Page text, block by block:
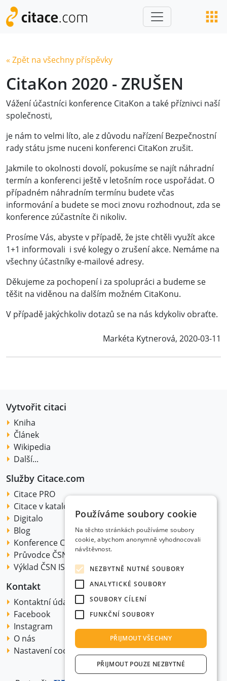
« Zpět na všechny příspěvky
CitaKon 2020 - ZRUŠEN
Vážení účastníci konference CitaKon a také příznivci naší
společnosti,
je nám to velmi líto, ale z důvodu nařízení Bezpečnostní
rady státu jsme nuceni konferenci CitaKon zrušit.
Jakmile to okolnosti dovolí, pokusíme se najít náhradní
termín a konferenci ještě v letošním roce uspořádat. O
případném náhradním termínu budete včas
informování a budete se moci znovu rozhodnout, zda se
konference zúčastníte či nikoliv.
Prosíme Vás, abyste v případě, že jste chtěli využít akce
1+1 informovali i své kolegy o zrušení akce. Nemáme na
všechny účastníky e-mailové adresy.
Děkujeme za pochopení i za spolupráci a budeme se
těšit na viděnou na dalším možném CitaKonu.
V případě jakýchkoliv dotazů se na nás kdykoliv obraťte.
Markéta Kytnerová, 2020-03-11
Vytvořit citaci
Kniha
Článek
Wikipedia
Další...
Služby Citace.com
Citace PRO
Citace v katalogu
Digitalo
Blog
Konference Citakon
Průvodce ČSN ISO 690:2022
Výklad ČSN ISO 690:2022
Kontakt
Kontaktní údaje
Facebook
Instagram
O nás
Nastavení cookie
Používáme soubory cookie
Na těchto stránkách používáme soubory
cookie, abychom anonymně vyhodnocovali
návštěvnost.
NEZBYTNĚ NUTNÉ SOUBORY
ANALYTICKÉ SOUBORY
SOUBORY CÍLENÍ
FUNKČNÍ SOUBORY
PŘIJMOUT VŠECHNY
PŘIJMOUT POUZE NEZBYTNÉ